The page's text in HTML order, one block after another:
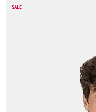
SALE